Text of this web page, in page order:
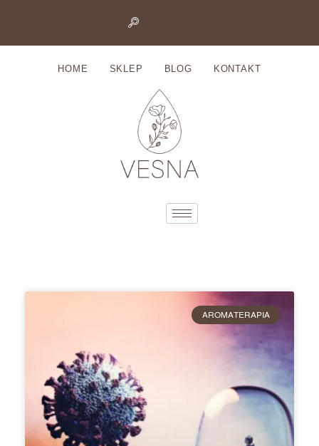
HOME SKLEP BLOG KONTAKT
AROMATERAPIA